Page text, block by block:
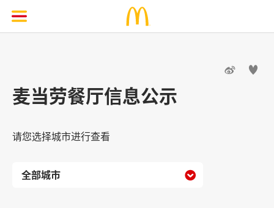
 
麦当劳餐厅信息公示
请您选择城市进行查看
